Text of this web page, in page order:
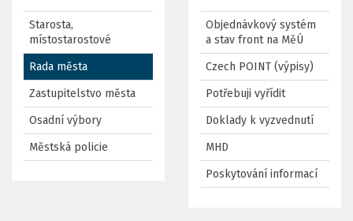
Starosta,
místostarostové
Rada města
Zastupitelstvo města
Osadní výbory
Městská policie
Objednávkový systém
a stav front na MěÚ
Czech POINT (výpisy)
Potřebuji vyřídit
Doklady k vyzvednutí
MHD
Poskytování informací